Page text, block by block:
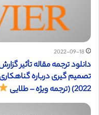
2022-09-18
دانلود ترجمه مقاله تأثیر
تصمیم گیری درباره
2022) (ترجمه ویژه – طلایی